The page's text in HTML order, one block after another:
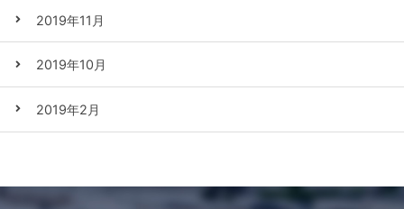
2019年11月
2019年10月
2019年2月